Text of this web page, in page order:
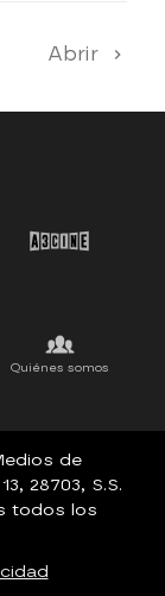
Abrir
Quiénes somos
de
28703, S.S.
todos los